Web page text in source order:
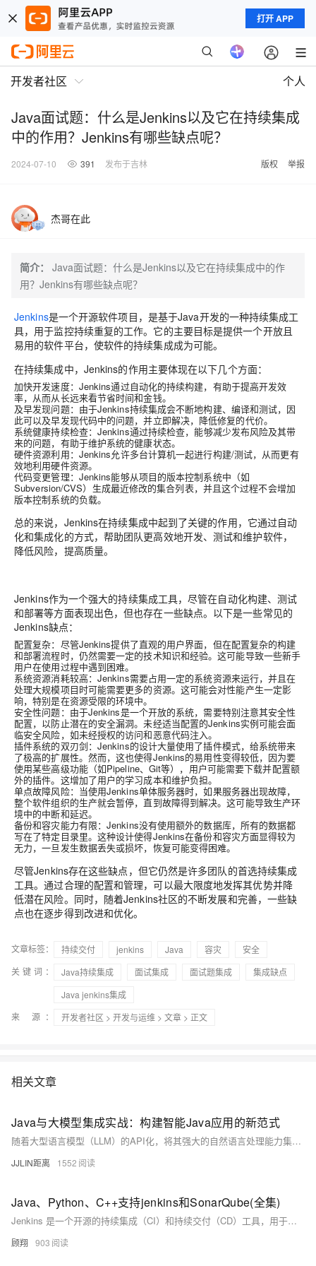
打开 APP
开发者社区 个人
Java面试题：什么是Jenkins以及它在持续集成
中的作用？Jenkins有哪些缺点呢？
2024-07-10 391 发布于吉林 版权 举报
杰哥在此
简介：
Java面试题：什么是Jenkins以及它在持续集成中的作
用？Jenkins有哪些缺点呢？
Jenkins是一个开源软件项目，是基于Java开发的一种持续集成工
具，用于监控持续重复的工作。它的主要目标是提供一个开放且
易用的软件平台，使软件的持续集成成为可能。
在持续集成中，Jenkins的作用主要体现在以下几个方面：
加快开发速度：Jenkins通过自动化的持续构建，有助于提高开发效
率，从而从长远来看节省时间和金钱。
及早发现问题：由于Jenkins持续集成会不断地构建、编译和测试，因
此可以及早发现代码中的问题，并立即解决，降低修复的代价。
系统健康持续检查：Jenkins通过持续检查，能够减少发布风险及其带
来的问题，有助于维护系统的健康状态。
硬件资源利用：Jenkins允许多台计算机一起进行构建/测试，从而更有
效地利用硬件资源。
代码变更管理：Jenkins能够从项目的版本控制系统中（如
Subversion/CVS）生成最近修改的集合列表，并且这个过程不会增加
版本控制系统的负载。
总的来说，Jenkins在持续集成中起到了关键的作用，它通过自动
化和集成化的方式，帮助团队更高效地开发、测试和维护软件，
降低风险，提高质量。
Jenkins作为一个强大的持续集成工具，尽管在自动化构建、测试
和部署等方面表现出色，但也存在一些缺点。以下是一些常见的
Jenkins缺点：
配置复杂：尽管Jenkins提供了直观的用户界面，但在配置复杂的构建
和部署流程时，仍然需要一定的技术知识和经验。这可能导致一些新手
用户在使用过程中遇到困难。
系统资源消耗较高：Jenkins需要占用一定的系统资源来运行，并且在
处理大规模项目时可能需要更多的资源。这可能会对性能产生一定影
响，特别是在资源受限的环境中。
安全性问题：由于Jenkins是一个开放的系统，需要特别注意其安全性
配置，以防止潜在的安全漏洞。未经适当配置的Jenkins实例可能会面
临安全风险，如未经授权的访问和恶意代码注入。
插件系统的双刃剑：Jenkins的设计大量使用了插件模式，给系统带来
了极高的扩展性。然而，这也使得Jenkins的易用性变得较低，因为要
使用某些高级功能（如Pipeline、Git等），用户可能需要下载并配置额
外的插件。这增加了用户的学习成本和维护负担。
单点故障风险：当使用Jenkins单体服务器时，如果服务器出现故障，
整个软件组织的生产就会暂停，直到故障得到解决。这可能导致生产环
境中的中断和延迟。
备份和容灾能力有限：Jenkins没有使用额外的数据库，所有的数据都
写在了特定目录里。这种设计使得Jenkins在备份和容灾方面显得较为
无力，一旦发生数据丢失或损坏，恢复可能变得困难。
尽管Jenkins存在这些缺点，但它仍然是许多团队的首选持续集成
工具。通过合理的配置和管理，可以最大限度地发挥其优势并降
低潜在风险。同时，随着Jenkins社区的不断发展和完善，一些缺
点也在逐步得到改进和优化。
文章标签： 持续交付 jenkins Java 容灾
安全
关键词：
Java持续集成 面试集成 面试题集成
集成缺点
Java jenkins集成
来 源：
开发者社区 > 开发与运维 > 文章 > 正文
相关文章
Java与大模型集成实战：构建智能Java应用的新范式
随着大型语言模型（LLM）的API化，将其强大的自然语言处理能力集成到现有Java应用中已成为提升应用智能水平的关键路径。本文旨在为Java开发者提供一份实用的集成指南。我们将深入探讨如何使用Spring Boot 3框架，通过HTTP客户端与OpenAI GPT（或兼容API）进行高效、安全的交互。内容涵盖项目依赖配置、异步非阻塞的API调用、请求与响应的结构化处理、异常管理以及一些面向生产环境的最佳实践，并附带完整的代码示例，助您快速将AI能力融入Java生态。
JJLIN距离 1552
Java、Python、C++支持jenkins和SonarQube(全集)
Jenkins 是一个开源的持续集成（CI）和持续交付（CD）工具，用于自动化构建、测试和部署软件项目。它基于 Java 开发，支持跨平台运行，并拥有丰富的插件生态系统，可以灵活地扩展功能
顾翔 903